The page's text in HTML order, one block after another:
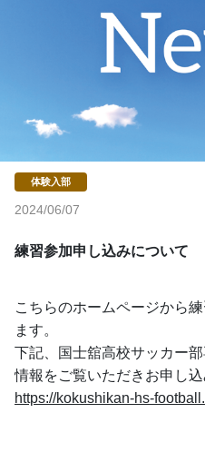
2024/06/07
練習参加申し込みについて
こちらのホームページから
ます。
下記、国士舘高校サッカー
情報をご覧いただきお申し込
https://kokushikan-hs-